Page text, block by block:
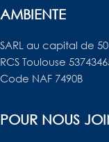
AMBIENTE
SARL au capital de
RCS Toulouse
Code NAF 7490B
POUR NOUS